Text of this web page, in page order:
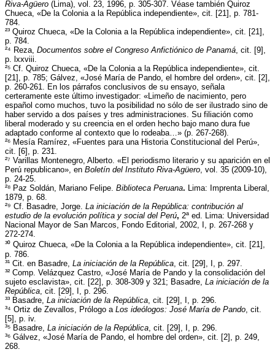
Riva-Agüero (Lima), vol. 23, 1996, p. 305-307. Véase también Quiroz
Chueca, «De la Colonia a la República independiente», cit. [21], p. 781-
784.
²³ Quiroz Chueca, «De la Colonia a la República independiente», cit. [21],
p. 784.
²⁴ Reza, Documentos sobre el Congreso Anfictiónico de Panamá, cit. [9],
p. lxxviii.
²⁵ Cf. Quiroz Chueca, «De la Colonia a la República independiente», cit.
[21], p. 785; Gálvez, «José María de Pando, el hombre del orden», cit. [2],
p. 260-261. En los párrafos conclusivos de su ensayo, señala
certeramente este último investigador: «Limeño de nacimiento, pero
español como muchos, tuvo la posibilidad no sólo de ser ilustrado sino de
haber servido a dos países y tres administraciones. Su filiación como
liberal moderado y su creencia en el orden hecho bajo mano dura fue
adaptado conforme al contexto que lo rodeaba…» (p. 267-268).
²⁶ Mesía Ramírez, «Fuentes para una Historia Constitucional del Perú»,
cit. [6], p. 231.
²⁷ Varillas Montenegro, Alberto. «El periodismo literario y su aparición en el
Perú republicano», en Boletín del Instituto Riva-Agüero, vol. 35 (2009-10),
p. 24-25.
²⁸ Paz Soldán, Mariano Felipe. Biblioteca Peruana. Lima: Imprenta Liberal,
1879, p. 68.
²⁹ Cf. Basadre, Jorge. La iniciación de la República: contribución al
estudio de la evolución política y social del Perú, 2ª ed. Lima: Universidad
Nacional Mayor de San Marcos, Fondo Editorial, 2002, I, p. 267-268 y
272-274.
³⁰ Quiroz Chueca, «De la Colonia a la República independiente», cit. [21],
p. 786.
³¹ Cit. en Basadre, La iniciación de la República, cit. [29], I, p. 297.
³² Comp. Velázquez Castro, «José María de Pando y la consolidación del
sujeto esclavista», cit. [22], p. 308-309 y 321; Basadre, La iniciación de la
República, cit. [29], I, p. 296.
³³ Basadre, La iniciación de la República, cit. [29], I, p. 296.
³⁴ Ortiz de Zevallos, Prólogo a Los ideólogos: José María de Pando, cit.
[5], p. iv.
³⁵ Basadre, La iniciación de la República, cit. [29], I, p. 296.
³⁶ Gálvez, «José María de Pando, el hombre del orden», cit. [2], p. 249,
268.